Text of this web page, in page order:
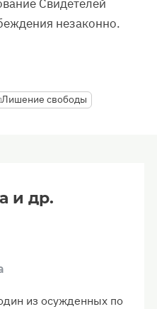
Свидетелей
незаконно.
Лишение свободы
и др.
из осужденных по